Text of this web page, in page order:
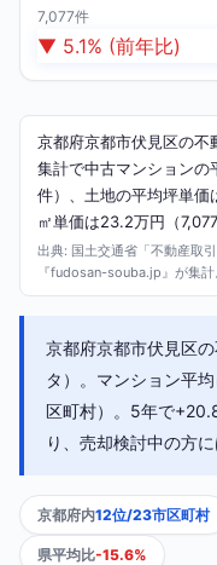
7,077件
▼ 5.1% (前年比)
京都府京都市伏見区の
集計で中古マンション
件）、土地の平均坪単
㎡単価は23.2万円（7,077
出典: 国土交通省「不動産取
『fudosan-souba.jp』が集計
京都府京都市伏見区
タ）。マンション平
区町村）。5年で
り、売却検討中の方
京都府内12位/23市区町村
県平均比-15.6%